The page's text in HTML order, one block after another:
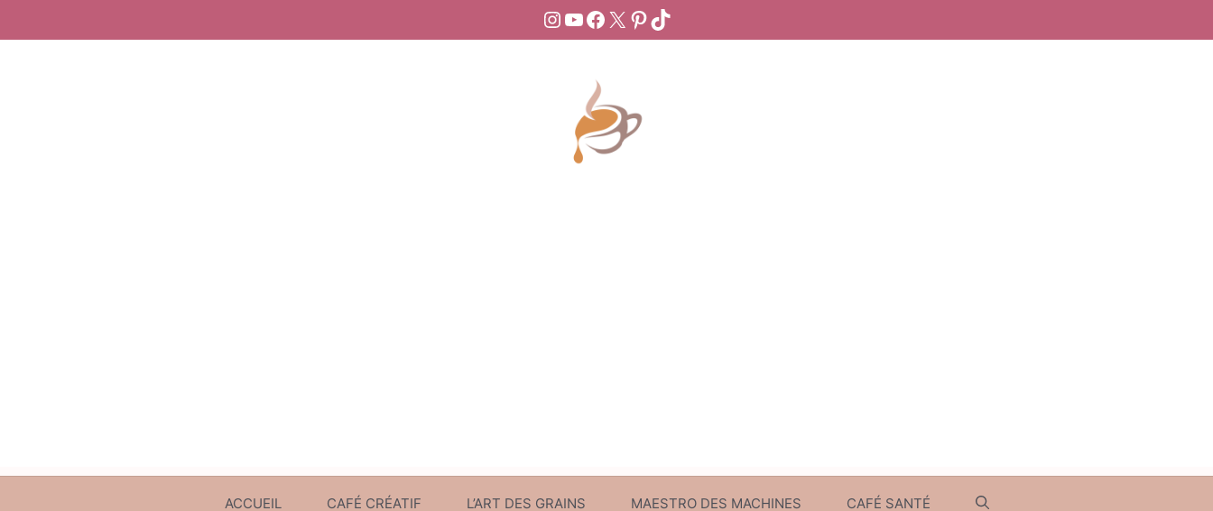
Instagram
YouTube
Facebook
X Pinterest
TikTok
ACCUEIL CAFÉ CRÉATIF L’ART DES GRAINS MAESTRO DES MACHINES CAFÉ SANTÉ